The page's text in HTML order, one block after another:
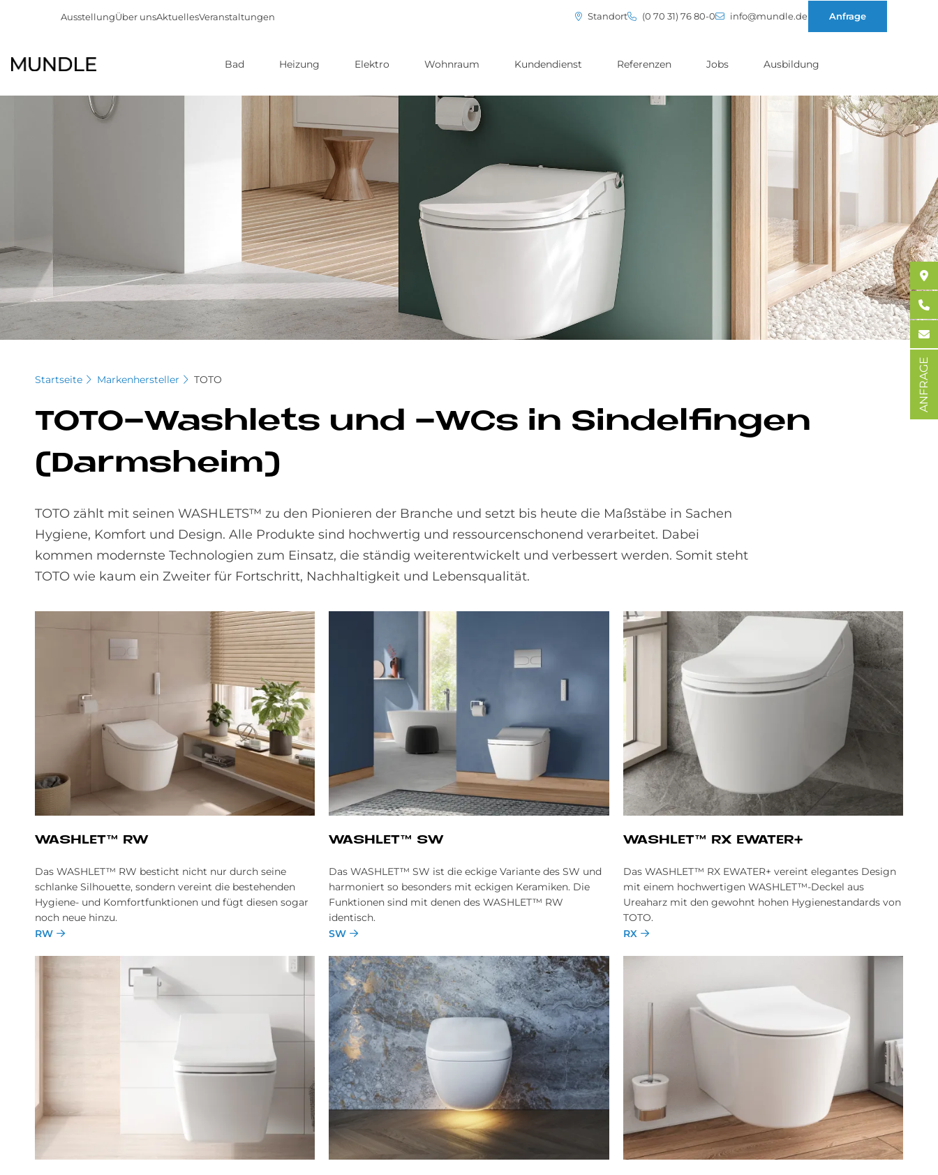
AusstellungÜber unsAktuellesVeranstaltungen Standort (0 70 31) 76 80-0 info@mundle.de Anfrage
Bad Heizung Elektro Wohnraum Kundendienst Referenzen Jobs Ausbildung
Startseite Markenhersteller TOTO
TOTO-Wa­sh­lets und -WCs in Sin­del­fin­gen
(Darmsheim)
TOTO zählt mit seinen WASHLETS™ zu den Pionieren der Branche und setzt bis heute die Maßstäbe in Sachen
Hygiene, Komfort und Design. Alle Produkte sind hochwertig und ressourcenschonend verarbeitet. Dabei
kommen modernste Technologien zum Einsatz, die ständig weiterentwickelt und verbessert werden. Somit steht
TOTO wie kaum ein Zweiter für Fortschritt, Nachhaltigkeit und Lebensqualität.
WA­SH­LE­T™ RW
Das WASHLET™ RW besticht nicht nur durch seine
schlanke Silhouette, sondern vereint die bestehenden
Hygiene- und Komfortfunktionen und fügt diesen sogar
noch neue hinzu.
RW
WA­SH­LE­T™ SW
Das WASHLET™ SW ist die eckige Variante des SW und
harmoniert so besonders mit eckigen Keramiken. Die
Funktionen sind mit denen des WASHLET™ RW
identisch.
SW
WA­SH­LE­T™ RX EWA­TER+
Das WASHLET™ RX EWATER+ vereint elegantes Design
mit einem hochwertigen WASHLET™-Deckel aus
Ureaharz mit den gewohnt hohen Hygienestandards von
TOTO.
RX
ANFRAGE